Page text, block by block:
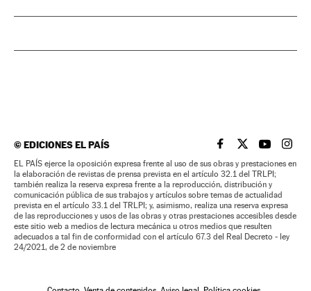
©EDICIONES EL PAÍS EL PAÍS BRASIL EN
EL PAÍSEL PAÍS
EL
EL PAÍS ejerce la oposición expresa frente al uso de sus obras y prestaciones en
la elaboración de revistas de prensa prevista en el artículo 32.1 del TRLPI;
también realiza la reserva expresa frente a la reproducción, distribución y
comunicación pública de sus trabajos y artículos sobre temas de actualidad
prevista en el artículo 33.1 del TRLPI; y, asimismo, realiza una reserva expresa
de las reproducciones y usos de las obras y otras prestaciones accesibles desde
este sitio web a medios de lectura mecánica u otros medios que resulten
adecuados a tal fin de conformidad con el artículo 67.3 del Real Decreto - ley
24/2021, de 2 de noviembre